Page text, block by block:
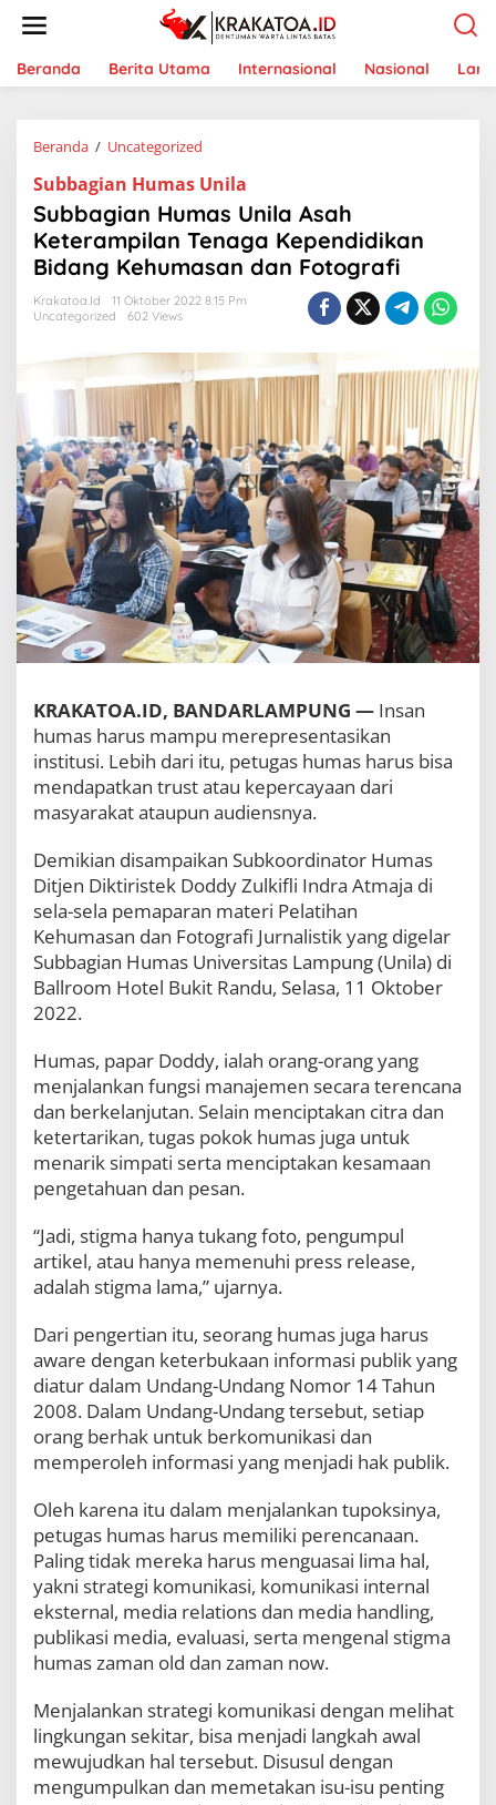
t
Beranda Berita Utama Internasional Nasional
Beranda / Uncategorized
b
b
a
g
i
n
m
a
U
n
i
l
a
s
a
h
K
e
t
e
a
p
i
l
a
n
e
n
a
g
a
K
e
d
d
i
k
a
n
d
a
n
e
h
u
m
a
s
a
d
a
n
F
o
t
o
g
r
f
i
Subbagian Humas Unila
Subbagian Humas Unila Asah
Keterampilan Tenaga Kependidikan
Bidang Kehumasan dan Fotografi
Krakatoa.id
11 Oktober 2022 8:15 Pm
Uncategorized
602 Views
KRAKATOA.ID, BANDARLAMPUNG — Insan
humas harus mampu merepresentasikan
institusi. Lebih dari itu, petugas humas harus bisa
mendapatkan trust atau kepercayaan dari
masyarakat ataupun audiensnya.
Demikian disampaikan Subkoordinator Humas
Ditjen Diktiristek Doddy Zulkifli Indra Atmaja di
sela-sela pemaparan materi Pelatihan
Kehumasan dan Fotografi Jurnalistik yang digelar
Subbagian Humas Universitas Lampung (Unila) di
Ballroom Hotel Bukit Randu, Selasa, 11 Oktober
2022.
Humas, papar Doddy, ialah orang-orang yang
menjalankan fungsi manajemen secara terencana
dan berkelanjutan. Selain menciptakan citra dan
ketertarikan, tugas pokok humas juga untuk
menarik simpati serta menciptakan kesamaan
pengetahuan dan pesan.
“Jadi, stigma hanya tukang foto, pengumpul
artikel, atau hanya memenuhi press release,
adalah stigma lama,” ujarnya.
Dari pengertian itu, seorang humas juga harus
aware dengan keterbukaan informasi publik yang
diatur dalam Undang-Undang Nomor 14 Tahun
2008. Dalam Undang-Undang tersebut, setiap
orang berhak untuk berkomunikasi dan
memperoleh informasi yang menjadi hak publik.
Oleh karena itu dalam menjalankan tupoksinya,
petugas humas harus memiliki perencanaan.
Paling tidak mereka harus menguasai lima hal,
yakni strategi komunikasi, komunikasi internal
eksternal, media relations dan media handling,
publikasi media, evaluasi, serta mengenal stigma
humas zaman old dan zaman now.
Menjalankan strategi komunikasi dengan melihat
lingkungan sekitar, bisa menjadi langkah awal
mewujudkan hal tersebut. Disusul dengan
mengumpulkan dan memetakan isu-isu penting